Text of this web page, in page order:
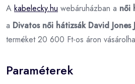
A kabelecky.hu webáruházban a női
a Divatos női hátizsák David Jones
terméket 20 600 Ft-os áron
Paraméterek